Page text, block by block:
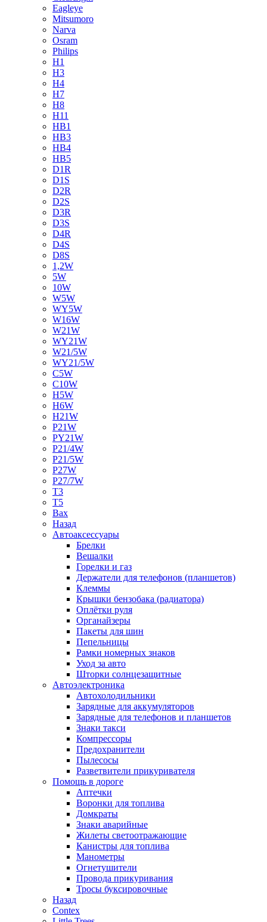
Eagleye
Mitsumoro
Narva
Osram
Philips
H1
H3
H4
H7
H8
H11
HB1
HB3
HB4
HB5
D1R
D1S
D2R
D2S
D3R
D3S
D4R
D4S
D8S
1,2W
5W
10W
W5W
WY5W
W16W
W21W
WY21W
W21/5W
WY21/5W
C5W
C10W
H5W
H6W
H21W
P21W
PY21W
P21/4W
P21/5W
P27W
P27/7W
T3
T5
Bax
Назад
Автоаксессуары
Брелки
Вешалки
Горелки и газ
Держатели для телефонов (планшетов)
Клеммы
Крышки бензобака (радиатора)
Оплётки руля
Органайзеры
Пакеты для шин
Пепельницы
Рамки номерных знаков
Уход за авто
Шторки солнцезащитные
Автоэлектроника
Автохолодильники
Зарядные для аккумуляторов
Зарядные для телефонов и планшетов
Знаки такси
Компрессоры
Предохранители
Пылесосы
Разветвители прикуривателя
Помощь в дороге
Аптечки
Воронки для топлива
Домкраты
Знаки аварийные
Жилеты светоотражающие
Канистры для топлива
Манометры
Огнетушители
Провода прикуривания
Тросы буксировочные
Назад
Contex